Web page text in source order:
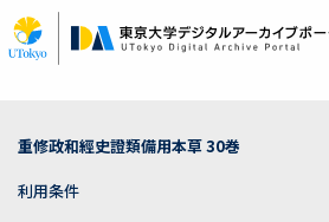
イ
ン
重修政和經史證類備用本草 30巻
利用条件